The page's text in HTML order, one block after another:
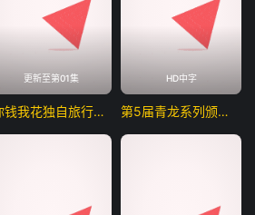
更新至第01集
你钱我花独自旅行第五季
HD中字
第5届青龙系列颁奖典礼